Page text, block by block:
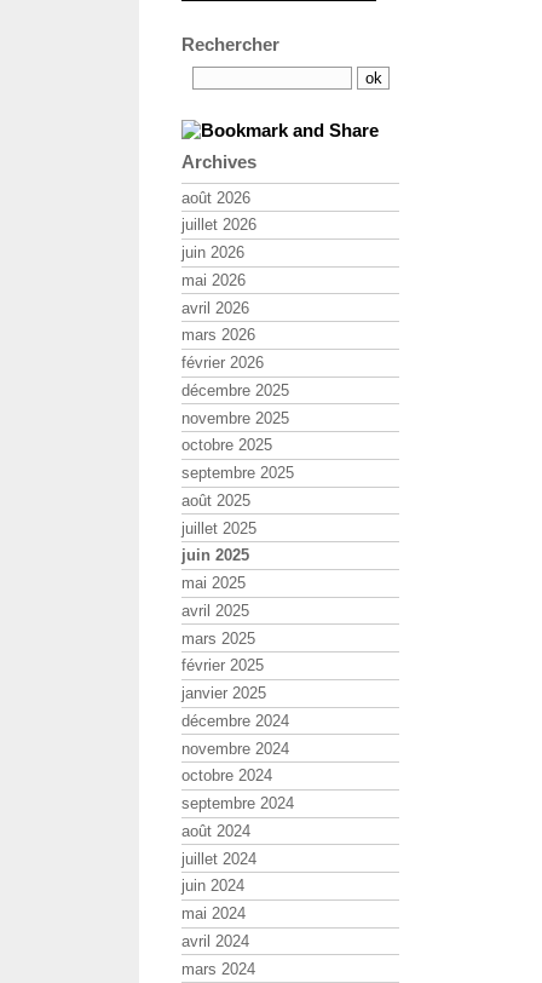
Rechercher
Archives
août 2026
juillet 2026
juin 2026
mai 2026
avril 2026
mars 2026
février 2026
décembre 2025
novembre 2025
octobre 2025
septembre 2025
août 2025
juillet 2025
juin 2025
mai 2025
avril 2025
mars 2025
février 2025
janvier 2025
décembre 2024
novembre 2024
octobre 2024
septembre 2024
août 2024
juillet 2024
juin 2024
mai 2024
avril 2024
mars 2024